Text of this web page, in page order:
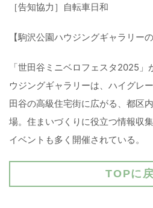
［告知協力］自転車日和
【駒沢公園ハウジングギャラリーの
「世田谷ミニベロフェスタ2025
ウジングギャラリーは、ハイグレ
田谷の高級住宅街に広がる、都区
場。住まいづくりに役立つ情報収
イベントも多く開催されている。
TOPに